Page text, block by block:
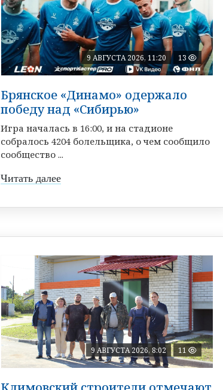
9 АВГУСТА 2026, 11:20 13
Брянское «Динамо» одержало
победу над «Сибирью»
Игра началась в 16:00, и на стадионе
собралось 4204 болельщика, о чем сообщило
сообщество ...
Читать далее
9 АВГУСТА 2026, 8:02 11